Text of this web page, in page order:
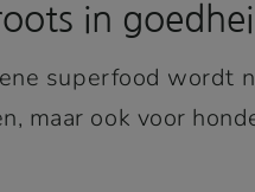
in
superfood wordt
maar ook voor